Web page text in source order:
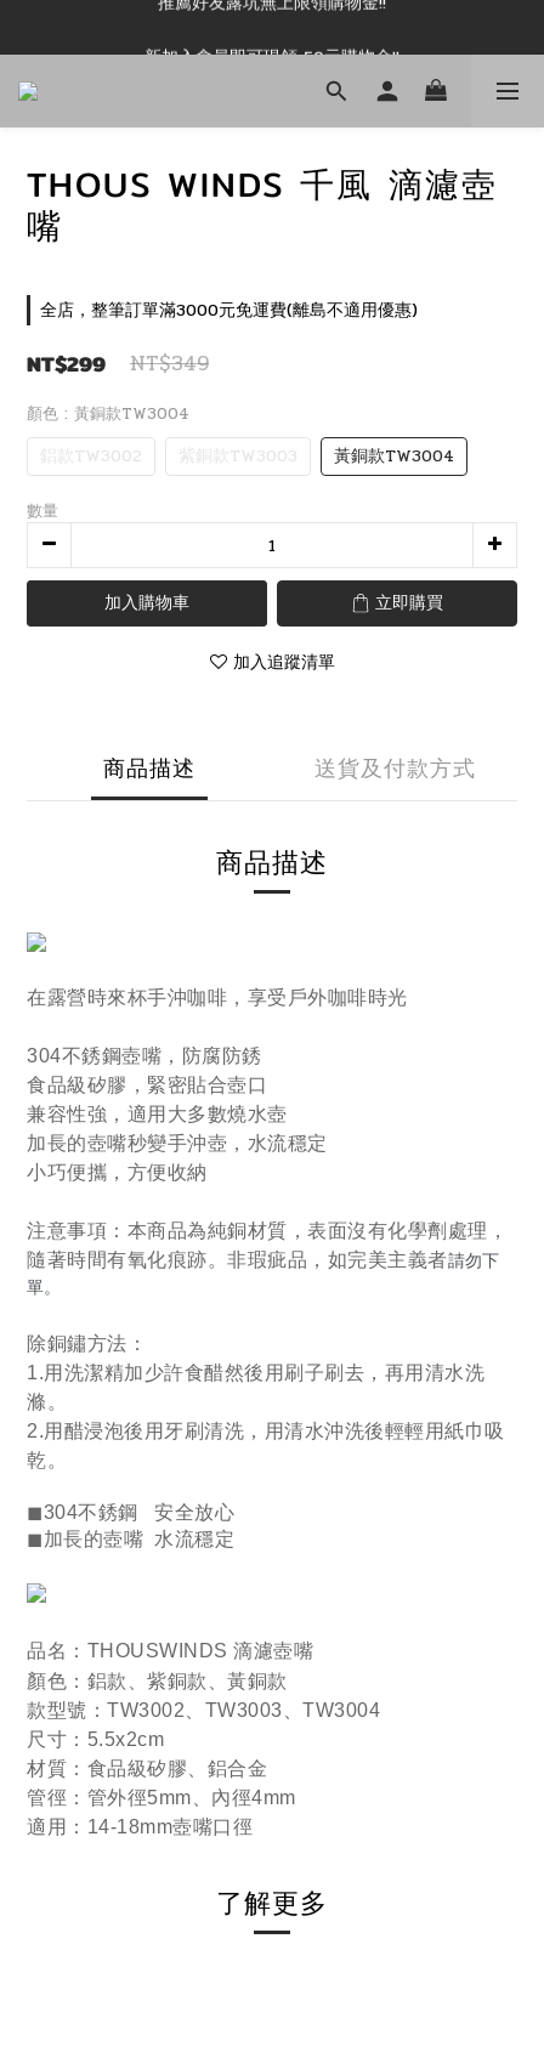
新加入會員即可現領 50元購物金!!
THOUS WINDS 千風 滴濾壺
嘴
全店，整筆訂單滿3000元免運費(離島不適用優惠)
NT$349
NT$299
顏色 : 黃銅款TW3004
鋁款TW3002 紫銅款TW3003 黃銅款TW3004
數量
加入購物車 立即購買
加入追蹤清單
商品描述 送貨及付款方式
商品描述
在露營時來杯手沖咖啡， 享受戶外咖啡時光
304不銹鋼壺嘴，防腐防銹
食品級矽膠，緊密貼合壺口
兼容性強，適用大多數燒水壺
加長的壺嘴秒變手沖壺，水流穩定
小巧便攜 ， 方便收納
注意事項： 本商品為純銅材質，表面沒有化學劑處理，
隨著時間有氧化痕跡。 非瑕疵品，如完美主義者請勿下
單。
除銅鏽方法：
1.用洗潔精加少許食醋然後用刷子刷去，再用清水洗
滌。
2.用醋浸泡後用牙刷清洗， 用清水沖洗後輕輕用紙巾吸
乾。
◼304不銹鋼 安全放心
◼加長的壺嘴 水流穩定
品名：THOUSWINDS 滴濾壺嘴
顏色：鋁款、紫銅款、黃銅款
款型號：TW3002、TW3003、TW3004
尺寸：5.5x2cm
材質：食品級矽膠、鋁合金
管徑：管外徑5mm、內徑4mm
適用：14-18mm壺嘴口徑
了解更多